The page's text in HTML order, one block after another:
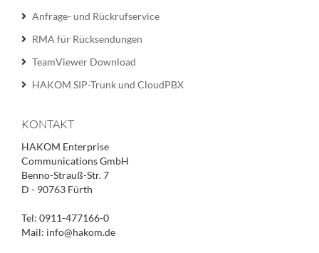
Anfrage- und Rückrufservice
RMA für Rücksendungen
TeamViewer Download
HAKOM SIP-Trunk und CloudPBX
KONTAKT
HAKOM Enterprise
Communications GmbH
Benno-Strauß-Str. 7
D - 90763 Fürth
Tel: 0911-477166-0
Mail: info@hakom.de